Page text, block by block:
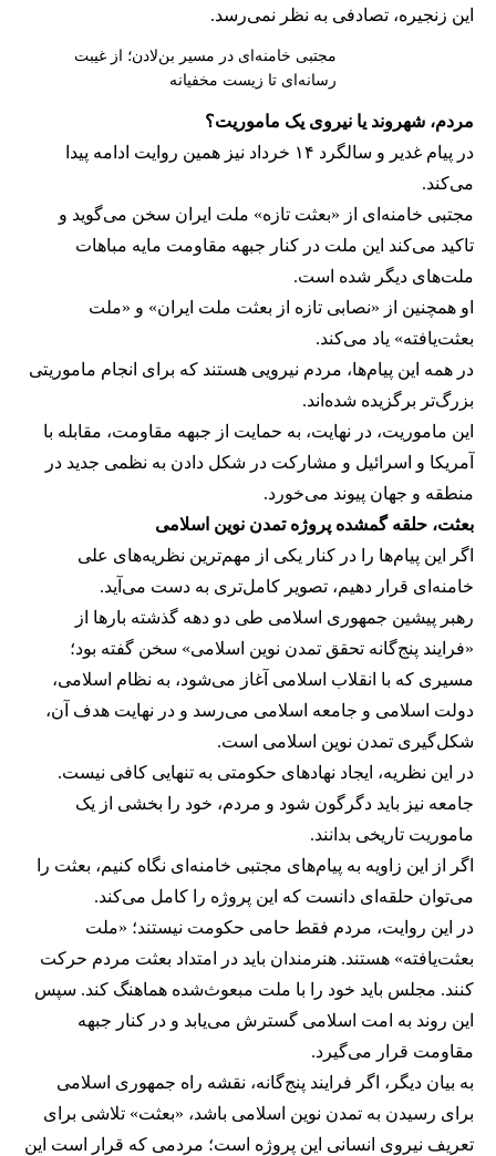
این زنجیره، تصادفی به نظر نمی‌رسد.
مجتبی خامنه‌ای در مسیر بن‌لادن؛ از غیبت
رسانه‌ای تا زیست مخفیانه
مردم، شهروند یا نیروی یک ماموریت؟
در پیام غدیر و سالگرد ۱۴ خرداد نیز همین روایت ادامه پیدا
می‌کند.
مجتبی خامنه‌ای از «بعثت تازه» ملت ایران سخن می‌گوید و
تاکید می‌کند این ملت در کنار جبهه مقاومت مایه مباهات
ملت‌های دیگر شده است.
او همچنین از «نصابی تازه از بعثت ملت ایران» و «ملت
بعثت‌یافته» یاد می‌کند.
در همه این پیام‌ها، مردم نیرویی هستند که برای انجام ماموریتی
بزرگ‌تر برگزیده شده‌اند.
این ماموریت، در نهایت، به حمایت از جبهه مقاومت، مقابله با
آمریکا و اسرائیل و مشارکت در شکل دادن به نظمی جدید در
منطقه و جهان پیوند می‌خورد.
بعثت، حلقه گمشده پروژه تمدن نوین اسلامی
اگر این پیام‌ها را در کنار یکی از مهم‌ترین نظریه‌های علی
خامنه‌ای قرار دهیم، تصویر کامل‌تری به دست می‌آید.
رهبر پیشین جمهوری اسلامی طی دو دهه گذشته بارها از
«فرایند پنج‌گانه تحقق تمدن نوین اسلامی» سخن گفته بود؛
مسیری که با انقلاب اسلامی آغاز می‌شود، به نظام اسلامی،
دولت اسلامی و جامعه اسلامی می‌رسد و در نهایت هدف آن،
شکل‌گیری تمدن نوین اسلامی است.
در این نظریه، ایجاد نهادهای حکومتی به تنهایی کافی نیست.
جامعه نیز باید دگرگون شود و مردم، خود را بخشی از یک
ماموریت تاریخی بدانند.
اگر از این زاویه به پیام‌های مجتبی خامنه‌ای نگاه کنیم، بعثت را
می‌توان حلقه‌ای دانست که این پروژه را کامل می‌کند.
در این روایت، مردم فقط حامی حکومت نیستند؛ «ملت
بعثت‌یافته» هستند. هنرمندان باید در امتداد بعثت مردم حرکت
کنند. مجلس باید خود را با ملت مبعوث‌شده هماهنگ کند. سپس
این روند به امت اسلامی گسترش می‌یابد و در کنار جبهه
مقاومت قرار می‌گیرد.
به بیان دیگر، اگر فرایند پنج‌گانه، نقشه راه جمهوری اسلامی
برای رسیدن به تمدن نوین اسلامی باشد، «بعثت» تلاشی برای
تعریف نیروی انسانی این پروژه است؛ مردمی که قرار است این